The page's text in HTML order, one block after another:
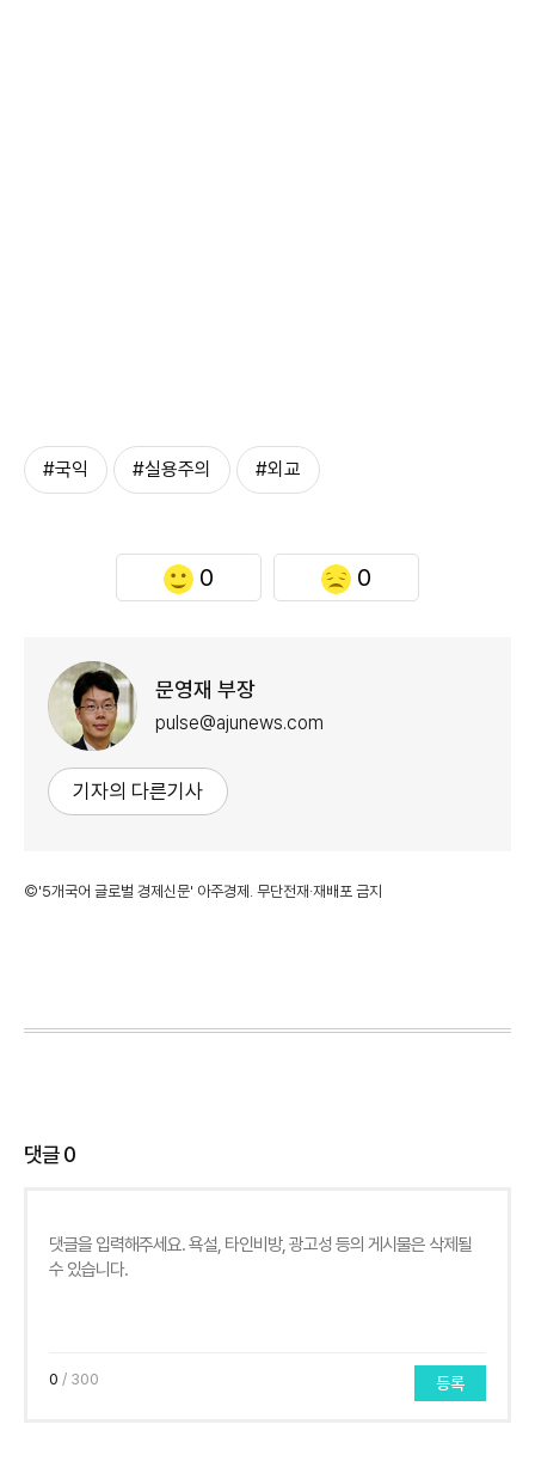
#국익 #실용주의 #외교
0 0
문영재 부장
pulse@ajunews.com
기자의 다른기사
©'5개국어 글로벌 경제신문' 아주경제. 무단전재·재배포 금지
댓글0
0 / 300 등록